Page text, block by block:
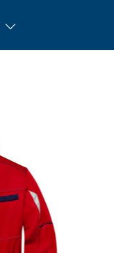
Unternehmen: Untermenü öffnen